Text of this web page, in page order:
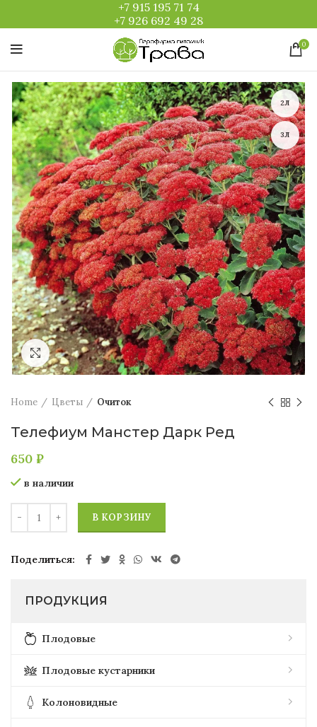
+7 915 195 71 74
+7 926 692 49 28
0
2Л
3Л
Увеличить
Home Цветы Очиток
Телефиум Манстер Дарк Ред
650 ₽
в наличии
В КОРЗИНУ
Поделиться
ПРОДУКЦИЯ
Плодовые
Плодовые кустарники
Колоновидные